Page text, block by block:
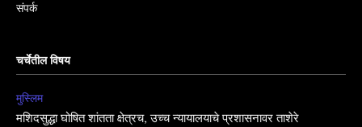
संपर्क
चर्चेतील विषय
मुस्लिम
मशिदसुद्धा घोषित शांतता क्षेत्रच, उच्च न्यायालयाचे प्रशासनावर ताशेरे